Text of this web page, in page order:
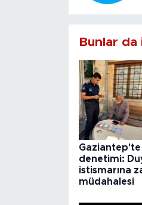
Bunlar
denetimi:
istismarına
müdahalesi